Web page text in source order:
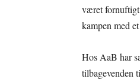
været
kampen med
Hos AaB har
tilbagevenden